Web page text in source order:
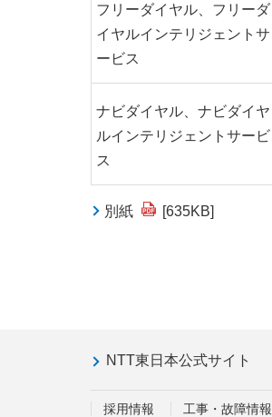
フリーダイヤル、フリーダ
イヤルインテリジェントサ
ービス
ナビダイヤル、ナビダイヤ
ルインテリジェントサービ
ス
別紙 [635KB]
NTT東日本公式サイト
採用情報 工事・故障情報